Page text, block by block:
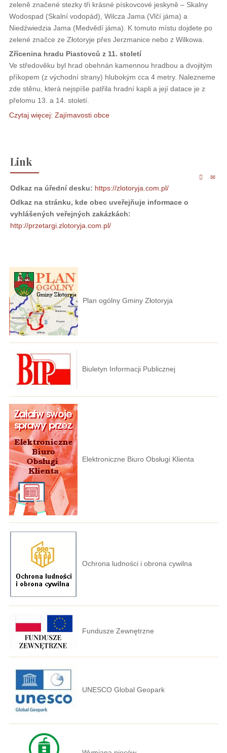
zeleně značené stezky tři krásné pískovcové jeskyně – Skalny
Wodospad (Skalní vodopád), Wilcza Jama (Vlčí jáma) a
Niedźwiedzia Jama (Medvědí jáma). K tomuto místu dojdete po
zelené značce ze Złotoryje přes Jerzmanice nebo z Wilkowa.
Zřícenina hradu Piastovců z 11. století
Ve středověku byl hrad obehnán kamennou hradbou a dvojitým
příkopem (z východní strany) hlubokým cca 4 metry. Nalezneme
zde stěnu, která nejspíše patřila hradní kapli a její datace je z
přelomu 13. a 14. století.
Czytaj więcej: Zajímavosti obce
Link
Odkaz na úřední desku: https://zlotoryja.com.pl/
Odkaz na stránku, kde obec uveřejňuje informace o
vyhlášených veřejných zakázkách:
http://przetargi.zlotoryja.com.pl/
Plan ogólny Gminy Złotoryja
Biuletyn Informacji Publicznej
Elektroniczne Biuro Obsługi Klienta
Ochrona ludności i obrona cywilna
Fundusze Zewnętrzne
UNESCO Global Geopark